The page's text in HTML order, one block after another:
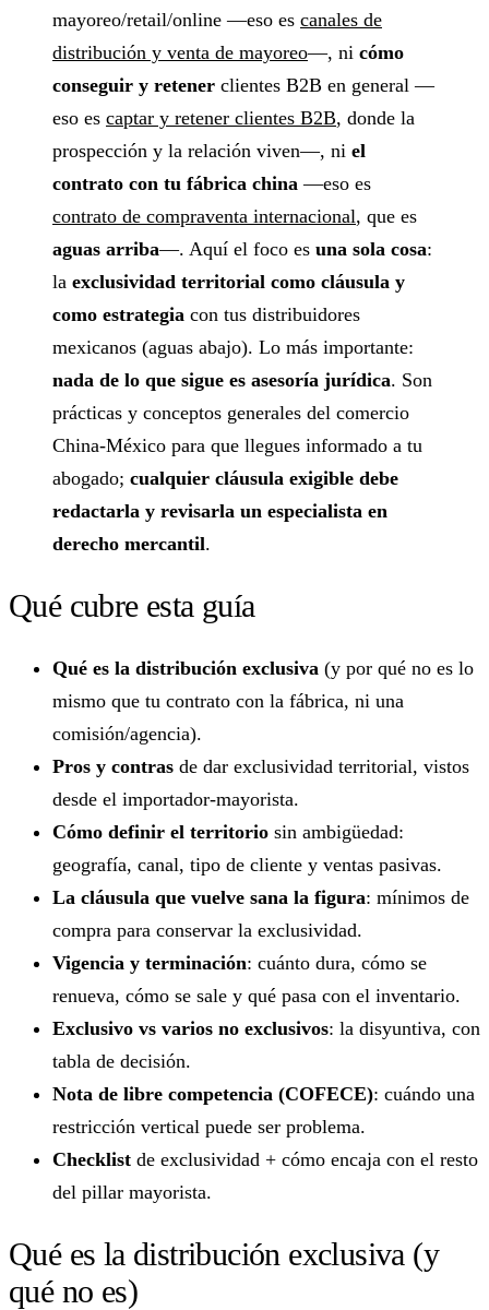
mayoreo/retail/online —eso es canales de
distribución y venta de mayoreo—, ni cómo
conseguir y retener clientes B2B en general —
eso es captar y retener clientes B2B, donde la
prospección y la relación viven—, ni el
contrato con tu fábrica china —eso es
contrato de compraventa internacional, que es
aguas arriba—. Aquí el foco es una sola cosa:
la exclusividad territorial como cláusula y
como estrategia con tus distribuidores
mexicanos (aguas abajo). Lo más importante:
nada de lo que sigue es asesoría jurídica. Son
prácticas y conceptos generales del comercio
China-México para que llegues informado a tu
abogado; cualquier cláusula exigible debe
redactarla y revisarla un especialista en
derecho mercantil.
Qué cubre esta guía
Qué es la distribución exclusiva (y por qué no es lo
mismo que tu contrato con la fábrica, ni una
comisión/agencia).
Pros y contras de dar exclusividad territorial, vistos
desde el importador-mayorista.
Cómo definir el territorio sin ambigüedad:
geografía, canal, tipo de cliente y ventas pasivas.
La cláusula que vuelve sana la figura: mínimos de
compra para conservar la exclusividad.
Vigencia y terminación: cuánto dura, cómo se
renueva, cómo se sale y qué pasa con el inventario.
Exclusivo vs varios no exclusivos: la disyuntiva, con
tabla de decisión.
Nota de libre competencia (COFECE): cuándo una
restricción vertical puede ser problema.
Checklist de exclusividad + cómo encaja con el resto
del pillar mayorista.
Qué es la distribución exclusiva (y
qué no es)